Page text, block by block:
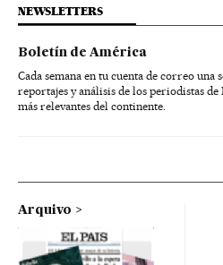
NEWSLETTERS
Boletín de América
Cada semana en tu cuenta de correo una
reportajes y análisis de los periodistas
más relevantes del continente.
Arquivo